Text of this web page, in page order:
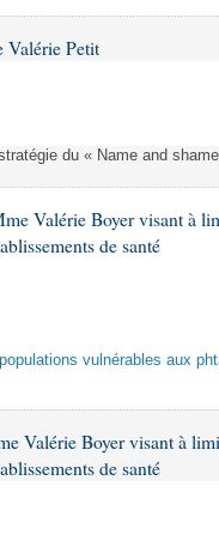
Valérie Petit
du « Name and
Valérie Boyer visant à
de santé
vulnérables aux
Valérie Boyer visant à
de santé